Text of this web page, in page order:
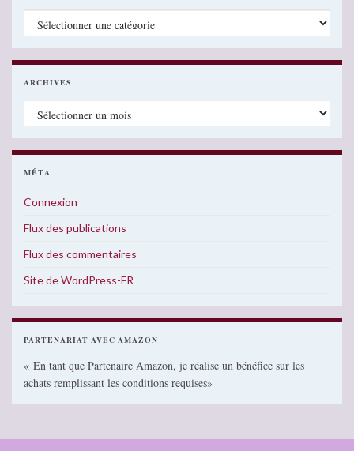
Catégories
ARCHIVES
Archives
MÉTA
Connexion
Flux des publications
Flux des commentaires
Site de WordPress-FR
PARTENARIAT AVEC AMAZON
« En tant que Partenaire Amazon, je réalise un bénéfice sur les
achats remplissant les conditions requises»